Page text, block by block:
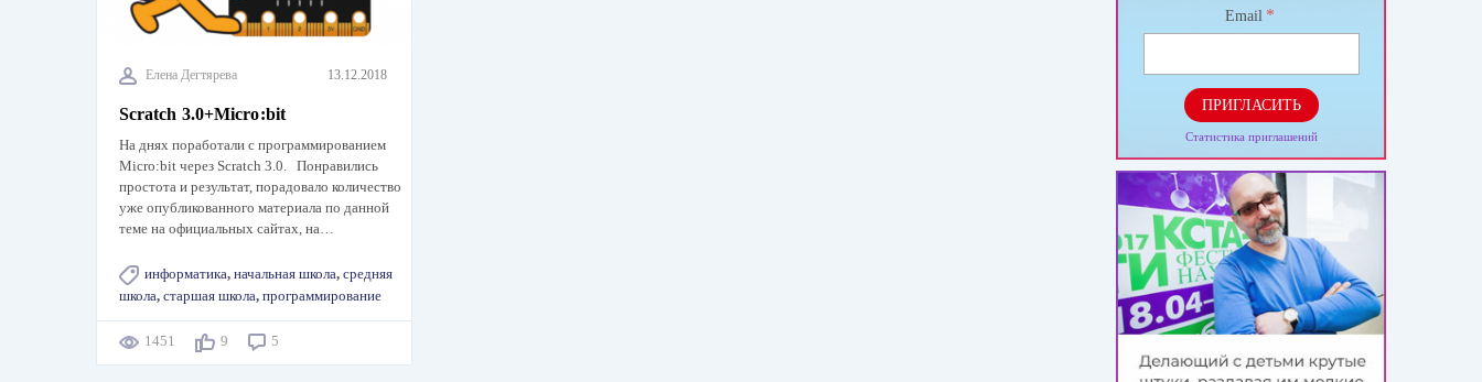
Елена Дегтярева 13.12.2018
Scratch 3.0+Micro:bit
На днях поработали с программированием
Micro:bit через Scratch 3.0. Понравились
простота и результат, порадовало количество
уже опубликованного материала по данной
теме на официальных сайтах, на…
информатика, начальная школа, средняя
школа, старшая школа, программирование
1451 9 5
Email *
ПРИГЛАСИТЬ
Статистика приглашений